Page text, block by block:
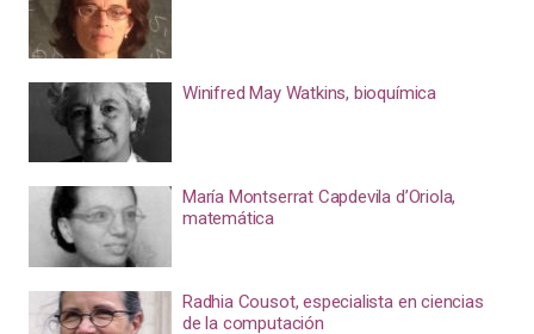
Winifred May Watkins, bioquímica
María Montserrat Capdevila d’Oriola,
matemática
Radhia Cousot, especialista en ciencias
de la computación